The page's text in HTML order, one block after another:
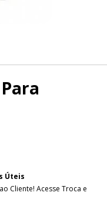
Úteis
Cliente! Acesse Troca e